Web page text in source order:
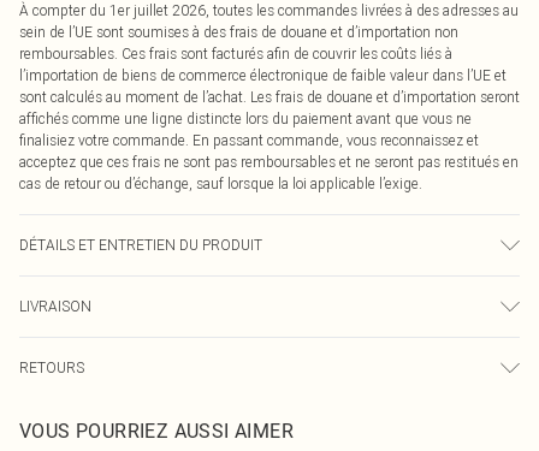
À compter du 1er juillet 2026, toutes les commandes livrées à des adresses au
sein de l’UE sont soumises à des frais de douane et d’importation non
remboursables. Ces frais sont facturés afin de couvrir les coûts liés à
l’importation de biens de commerce électronique de faible valeur dans l’UE et
sont calculés au moment de l’achat. Les frais de douane et d’importation seront
affichés comme une ligne distincte lors du paiement avant que vous ne
finalisiez votre commande. En passant commande, vous reconnaissez et
acceptez que ces frais ne sont pas remboursables et ne seront pas restitués en
cas de retour ou d’échange, sauf lorsque la loi applicable l’exige.
DÉTAILS ET ENTRETIEN DU PRODUIT
LIVRAISON
Livraison express France
Jusqu'à 2-3 jours ouvrables
RETOURS
pour nous retourner un article.
VOUS POURRIEZ AUSSI AIMER